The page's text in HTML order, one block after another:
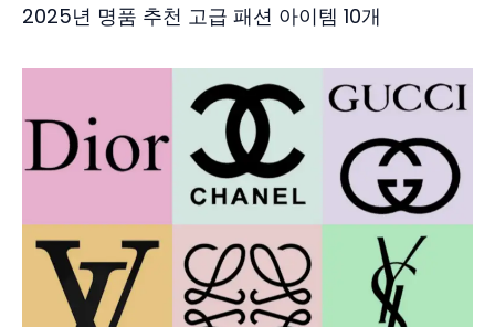
2025년 명품 추천 고급 패션 아이템 10개